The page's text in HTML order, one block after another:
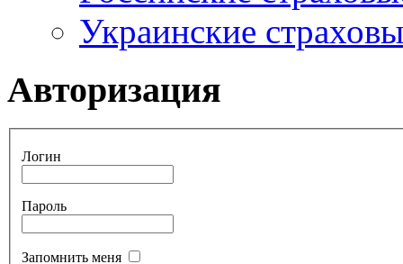
Украинские
Авторизация
Логин
Пароль
Запомнить меня